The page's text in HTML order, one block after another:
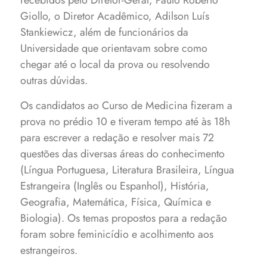
Giollo, o Diretor Acadêmico, Adilson Luís
Stankiewicz, além de funcionários da
Universidade que orientavam sobre como
chegar até o local da prova ou resolvendo
outras dúvidas.
Os candidatos ao Curso de Medicina fizeram a
prova no prédio 10 e tiveram tempo até às 18h
para escrever a redação e resolver mais 72
questões das diversas áreas do conhecimento
(Língua Portuguesa, Literatura Brasileira, Língua
Estrangeira (Inglês ou Espanhol), História,
Geografia, Matemática, Física, Química e
Biologia). Os temas propostos para a redação
foram sobre feminicídio e acolhimento aos
estrangeiros.